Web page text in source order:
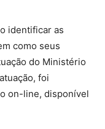
identificar as
como seus
do Ministério
foi
on-line, disponível